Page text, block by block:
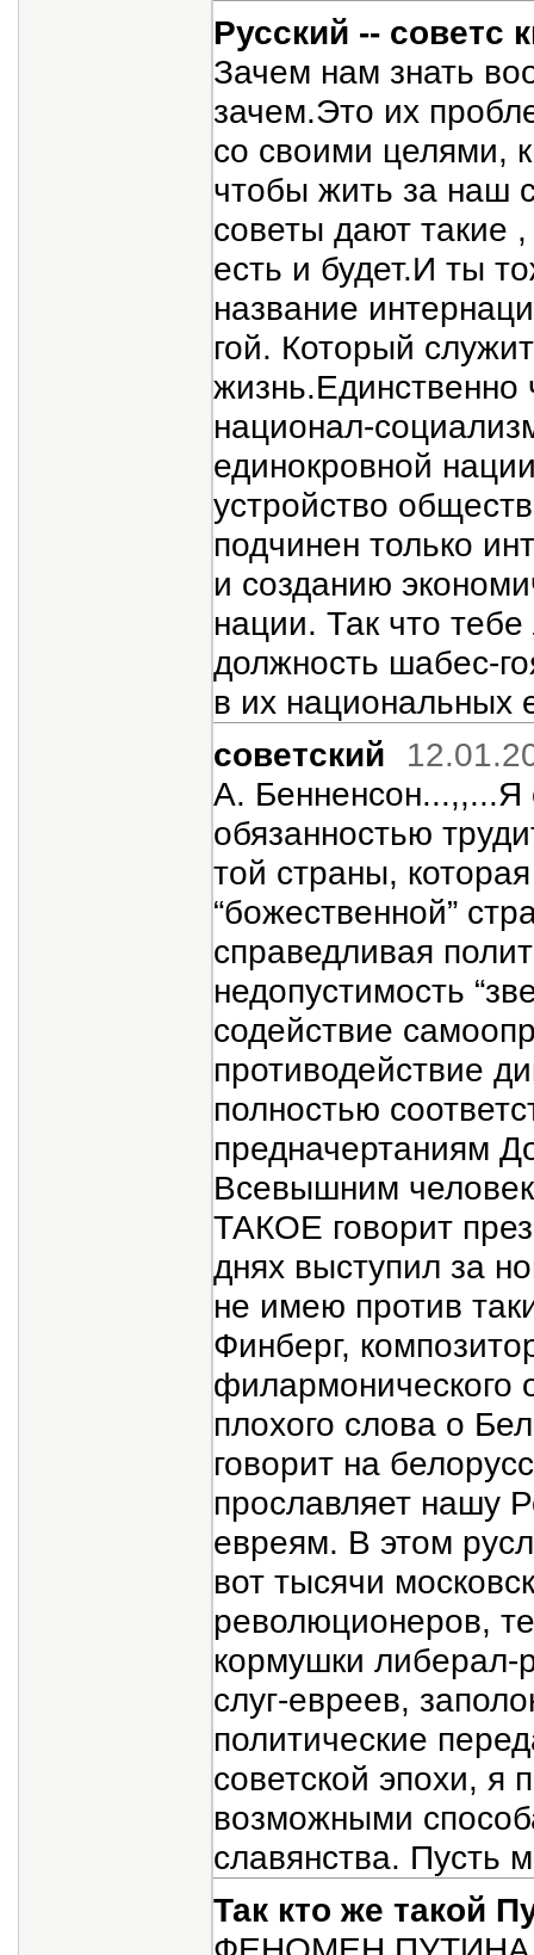
Русский -- советс
Зачем нам знать
зачем.Это их
со своими целями,
чтобы жить за наш
советы дают такие
есть и будет.И ты
название
гой. Который
жизнь.Единственно
национал-
единокровной
устройство
подчинен только
и созданию
нации. Так что
должность шабес-
в их национальных
советский
А. Бенненсон...,,...Я
обязанностью
той страны,
“божественной”
справедливая
недопустимость
содействие
противодействие
полностью
предначертаниям
Всевышним
ТАКОЕ говорит
днях выступил за
не имею против
Финберг,
филармонического
плохого слова о
говорит на
прославляет нашу
евреям. В этом
вот тысячи
революционеров,
кормушки либерал-
слуг-евреев,
политические
советской эпохи, я
возможными
славянства. Пусть
Так кто же такой